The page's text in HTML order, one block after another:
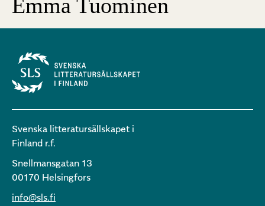
Emma Tuominen
Svenska litteratursällskapet i
Finland r.f.
Snellmansgatan 13
00170 Helsingfors
info@sls.fi